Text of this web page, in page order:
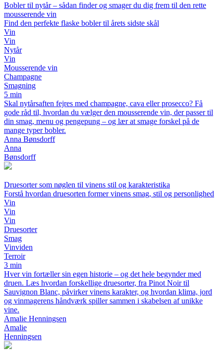
Bobler til nytår – sådan finder og smager du dig frem til den rette
mousserende vin
Find den perfekte flaske bobler til årets sidste skål
Vin
Vin
Nytår
Vin
Mousserende vin
Champagne
Smagning
5 min
Skal nytårsaften fejres med champagne, cava eller prosecco? Få
gode råd til, hvordan du vælger den mousserende vin, der passer til
din smag, menu og pengepung – og lær at smage forskel på de
mange typer bobler.
Anna Bønsdorff
Anna
Bønsdorff
Druesorter som nøglen til vinens stil og karakteristika
Forstå hvordan druesorten former vinens smag, stil og personlighed
Vin
Vin
Vin
Druesorter
Smag
Vinviden
Terroir
3 min
Hver vin fortæller sin egen historie – og det hele begynder med
druen. Læs hvordan forskellige druesorter, fra Pinot Noir til
Sauvignon Blanc, påvirker vinens karakter, og hvordan klima, jord
og vinmagerens håndværk spiller sammen i skabelsen af unikke
vine.
Amalie Henningsen
Amalie
Henningsen